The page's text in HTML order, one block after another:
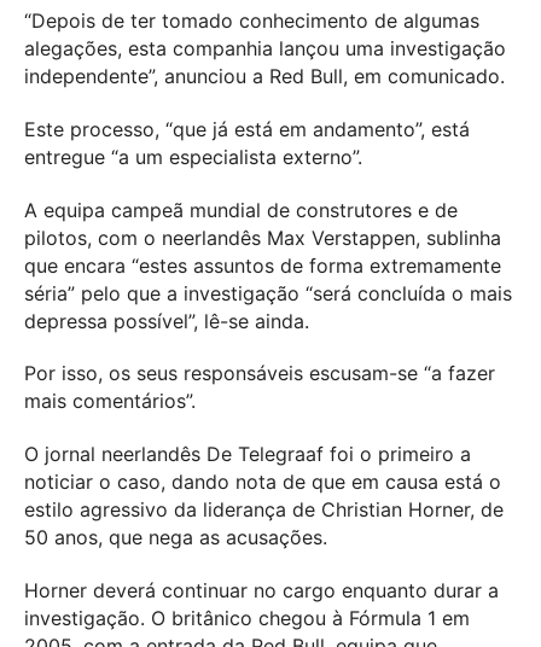
“Depois de ter tomado conhecimento de algumas
alegações, esta companhia lançou uma investigação
independente”, anunciou a Red Bull, em comunicado.
Este processo, “que já está em andamento”, está
entregue “a um especialista externo”.
A equipa campeã mundial de construtores e de
pilotos, com o neerlandês Max Verstappen, sublinha
que encara “estes assuntos de forma extremamente
séria” pelo que a investigação “será concluída o mais
depressa possível”, lê-se ainda.
Por isso, os seus responsáveis escusam-se “a fazer
mais comentários”.
O jornal neerlandês De Telegraaf foi o primeiro a
noticiar o caso, dando nota de que em causa está o
estilo agressivo da liderança de Christian Horner, de
50 anos, que nega as acusações.
Horner deverá continuar no cargo enquanto durar a
investigação. O britânico chegou à Fórmula 1 em